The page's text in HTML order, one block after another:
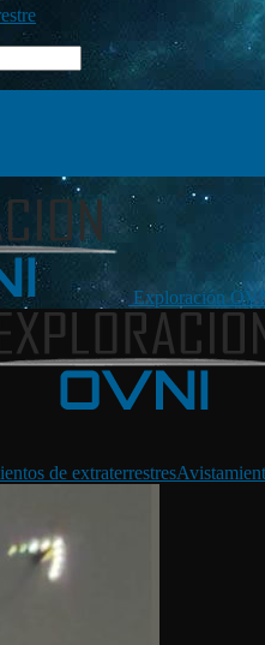
Exploración
de extraterrestres